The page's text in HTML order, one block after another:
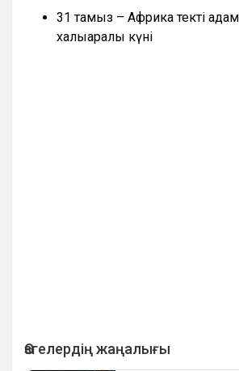
31 тамыз – Африка текті
халықаралық күні